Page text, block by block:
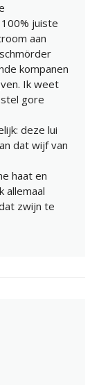
juiste
aan
kompanen
Ik weet
gore
deze lui
dat wijf van
haat en
allemaal
zwijn te